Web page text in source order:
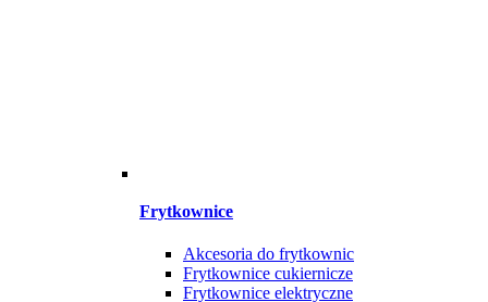
Frytkownice
Akcesoria do frytkownic
Frytkownice cukiernicze
Frytkownice elektryczne